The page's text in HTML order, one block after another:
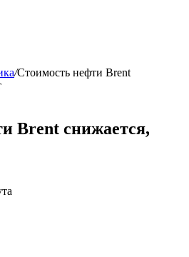
/Стоимость нефти Brent
Brent снижается,